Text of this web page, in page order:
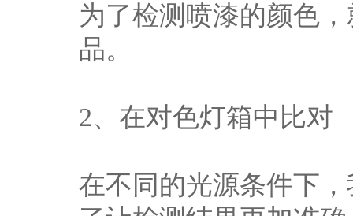
为了检测喷漆的颜色
品。
2、在对色灯箱中比对
在不同的光源条件下